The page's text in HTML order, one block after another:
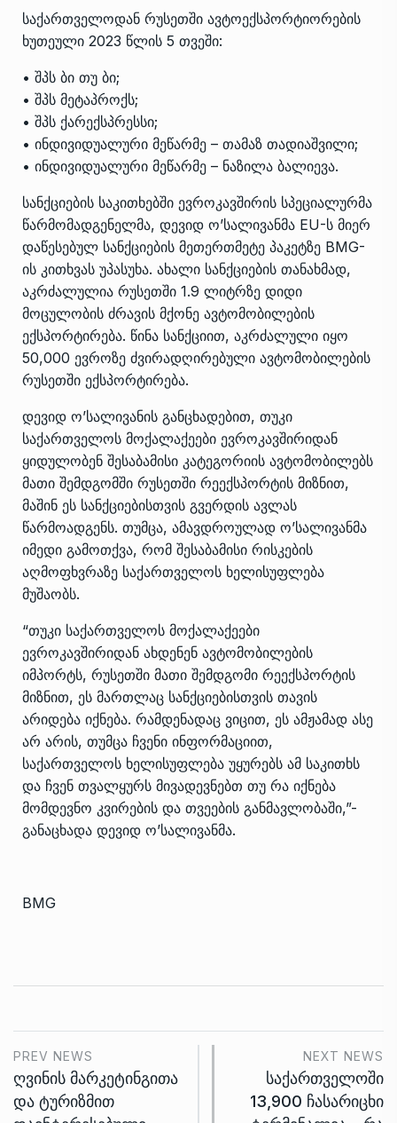
საქართველოდან რუსეთში ავტოექსპორტიორების
ხუთეული 2023 წლის 5 თვეში:
• შპს ბი თუ ბი;
• შპს მეტაპროქს;
• შპს ქარექსპრესსი;
• ინდივიდუალური მეწარმე – თამაზ თადიაშვილი;
• ინდივიდუალური მეწარმე – ნაზილა ბალიევა.
სანქციების საკითხებში ევროკავშირის სპეციალურმა
წარმომადგენელმა, დევიდ ო’სალივანმა EU-ს მიერ
დაწესებულ სანქციების მეთერთმეტე პაკეტზე BMG-
ის კითხვას უპასუხა. ახალი სანქციების თანახმად,
აკრძალულია რუსეთში 1.9 ლიტრზე დიდი
მოცულობის ძრავის მქონე ავტომობილების
ექსპორტირება. წინა სანქციით, აკრძალული იყო
50,000 ევროზე ძვირადღირებული ავტომობილების
რუსეთში ექსპორტირება.
დევიდ ო’სალივანის განცხადებით, თუკი
საქართველოს მოქალაქეები ევროკავშირიდან
ყიდულობენ შესაბამისი კატეგორიის ავტომობილებს
მათი შემდგომში რუსეთში რეექსპორტის მიზნით,
მაშინ ეს სანქციებისთვის გვერდის ავლას
წარმოადგენს. თუმცა, ამავდროულად ო’სალივანმა
იმედი გამოთქვა, რომ შესაბამისი რისკების
აღმოფხვრაზე საქართველოს ხელისუფლება
მუშაობს.
“თუკი საქართველოს მოქალაქეები
ევროკავშირიდან ახდენენ ავტომობილების
იმპორტს, რუსეთში მათი შემდგომი რეექსპორტის
მიზნით, ეს მართლაც სანქციებისთვის თავის
არიდება იქნება. რამდენადაც ვიცით, ეს ამჟამად ასე
არ არის, თუმცა ჩვენი ინფორმაციით,
საქართველოს ხელისუფლება უყურებს ამ საკითხს
და ჩვენ თვალყურს მივადევნებთ თუ რა იქნება
მომდევნო კვირების და თვეების განმავლობაში,”-
განაცხადა დევიდ ო’სალივანმა.
BMG
PREV NEWS
ღვინის მარკეტინგითა
და ტურიზმით
NEXT NEWS
საქართველოში
13,900 ჩასარიცხი